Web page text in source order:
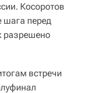
Косоротов
шага перед
разрешено
встречи